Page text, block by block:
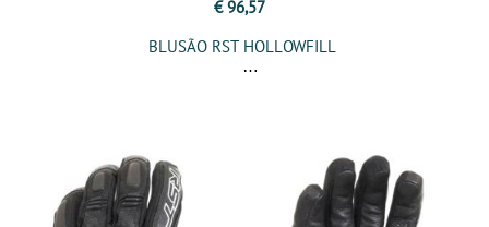
€ 96,57
BLUSÃO RST HOLLOWFILL